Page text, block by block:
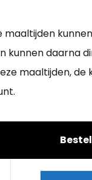
maaltijden kunnen
kunnen daarna
maaltijden, de